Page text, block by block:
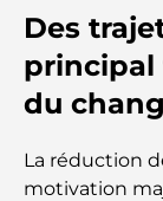
Rarest
Beyond
rencontre
Des
principal
du
La réduction
motivation